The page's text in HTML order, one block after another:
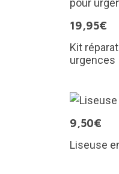
19,95€
Kit
urgences
9,50€
Liseuse